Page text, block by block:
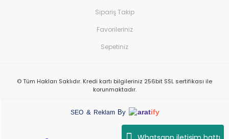
Sipariş Takip
Favorileriniz
Sepetiniz
© Tüm Hakları Saklıdır. Kredi kartı bilgileriniz 256bit SSL sertifikası ile
korunmaktadır.
SEO & Reklam By aratify